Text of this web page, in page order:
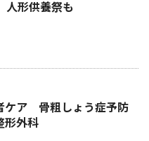
形供養祭も
ケア 骨粗しょう症予防
形外科